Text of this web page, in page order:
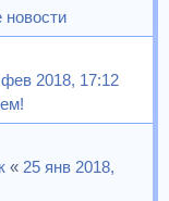
2018, 17:12
« 25 янв 2018,